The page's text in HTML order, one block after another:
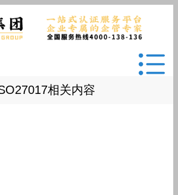
相关内容